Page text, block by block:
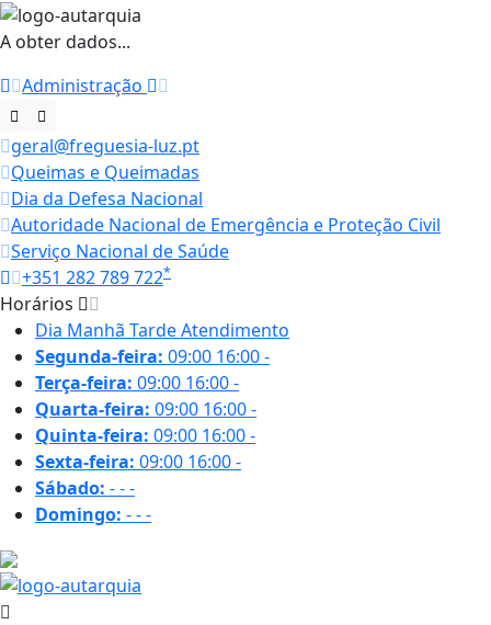
A obter dados...
Administração
geral@freguesia-luz.pt
Queimas e Queimadas
Dia da Defesa Nacional
Autoridade Nacional de Emergência e Proteção Civil
Serviço Nacional de Saúde
+351 282 789 722*
Horários
Dia Manhã TardeAtendimento
Segunda-feira: 09:00 16:00-
Terça-feira: 09:00 16:00-
Quarta-feira: 09:00 16:00-
Quinta-feira: 09:00 16:00-
Sexta-feira: 09:00 16:00-
Sábado: ---
Domingo: ---